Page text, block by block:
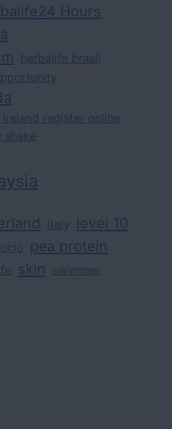
Hours
herbalife brasil
register online
shake
italy level 10
pea protein
skin swimmer